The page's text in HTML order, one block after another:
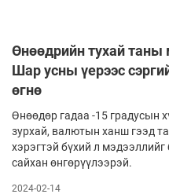
Өнөөдрийн тухай таны
Шар усны үерээс
өгнө
Өнөөдөр гадаа -15 градусын
зурхай, валютын ханш гээд
хэрэгтэй бүхий л мэдээллийг
сайхан өнгөрүүлээрэй.
2024-02-14